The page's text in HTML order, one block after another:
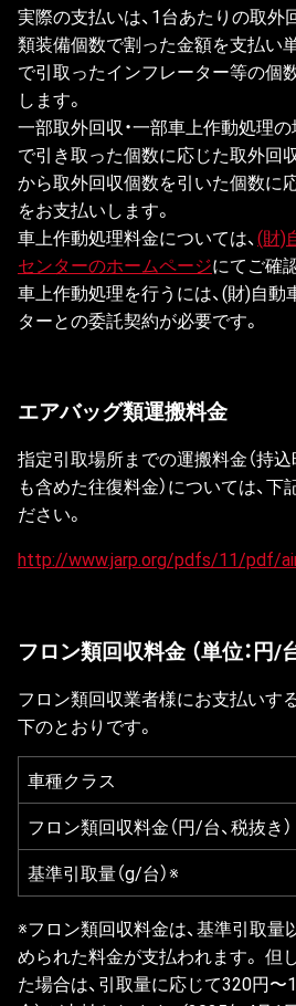
実際の支払いは、1台あたりの取
類装備個数で割った金額を支払い
で引取ったインフレーター等の個
します。
一部取外回収・一部車上作動処理
で引き取った個数に応じた取外回
から取外回収個数を引いた個数に
をお支払いします。
車上作動処理料金については、(財)
センターのホームページにてご確
車上作動処理を行うには、(財)自
ターとの委託契約が必要です。
エアバッグ類運搬料金
指定引取場所までの運搬料金（持
も含めた往復料金）については、下
ださい。
http://www.jarp.org/pdfs/11/pdf/
フロン類回収料金 （単位：円/
フロン類回収業者様にお支払いす
下のとおりです。
車種クラス
フロン類回収料金（円/台、税抜き）
基準引取量（g/台）※
※フロン類回収料金は、基準引取量
められた料金が支払われます。 但
た場合は、引取量に応じて320円